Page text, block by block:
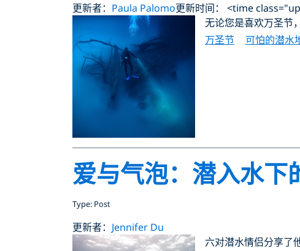
更新者： Paula Palomo更新时间： <time
无论您是喜欢万圣节
万圣节
可怕的潜水
爱与气泡：潜入水下
Type: Post
更新者： Jennifer Du
六对潜水情侣分享了